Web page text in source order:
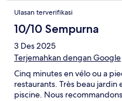
Ulasan terverifikasi
10/10 Sempurna
3 Des 2025
Terjemahkan dengan Google
Cinq minutes en vélo ou a
restaurants. Très beau jardin
piscine. Nous